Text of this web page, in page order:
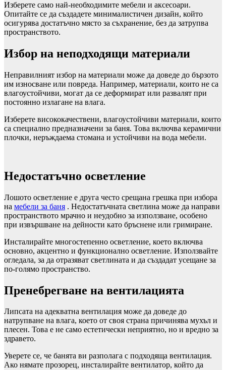
Изберете само най-необходимите мебели и аксесоари.
Опитайте се да създадете минималистичен дизайн, който
осигурява достатъчно място за съхранение, без да затрупва
пространството.
Избор на неподходящи материали
Неправилният избор на материали може да доведе до бързото
им износване или повреда. Например, материали, които не са
влагоустойчиви, могат да се деформират или развалят при
постоянно излагане на влага.
Изберете висококачествени, влагоустойчиви материали, които
са специално предназначени за баня. Това включва керамични
плочки, неръждаема стомана и устойчиви на вода мебели.
Недостатъчно осветление
Лошото осветление е друга често срещана грешка при избора
на мебели за баня . Недостатъчната светлина може да направи
пространството мрачно и неудобно за използване, особено
при извършване на дейности като бръснене или гримиране.
Инсталирайте многостепенно осветление, което включва
основно, акцентно и функционално осветление. Използвайте
огледала, за да отразяват светлината и да създадат усещане за
по-голямо пространство.
Пренебрегване на вентилацията
Липсата на адекватна вентилация може да доведе до
натрупване на влага, което от своя страна причинява мухъл и
плесен. Това е не само естетически неприятно, но и вредно за
здравето.
Уверете се, че банята ви разполага с подходяща вентилация.
Ако нямате прозорец, инсталирайте вентилатор, който да